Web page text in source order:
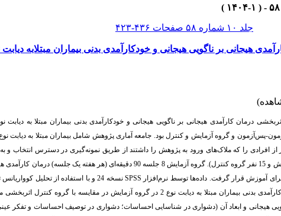
جلد ۱۰ شماره ۵۸ صفحات ۴۳۶-۴۲۳
هیجانی بر ناگویی هیجانی و خودکارآمدی بدنی بیماران مبتلابه دیابت
کارآمدی هیجانی بر ناگویی هیجانی و خودکارآمدی بدنی بیماران مبتلا به دیابت نوع 2 انجام گرفت. این پژوهش کاربردی و از نوع
شهر تهران 30 نفر از افرادی را که ملاک‌های ورود به پژوهش را داشتند از طریق نمونه‌گیری در دسترس
آموزش قرار گرفت. داده‌ها توسط نرم‌افزار SPSS
نسخه 24 و با استفاده از تحلیل
مبتلا به دیابت نوع 2 در گروه آزمایش در مقایسه با گروه کنترل
اثربخشی
هیجانی و ابعاد آن (دشواری در شناسایی احساسات؛ دشواری در توصیف احساسات و تفکر